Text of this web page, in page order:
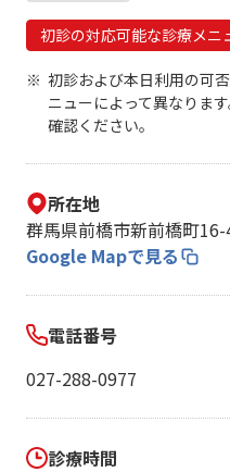
初診の対応可能な診療メニ
初診および本日利用の可
ニューによって異なりま
確認ください。
所在地
群馬県前橋市新前橋町16-
Google Mapで見る
電話番号
027-288-0977
診療時間